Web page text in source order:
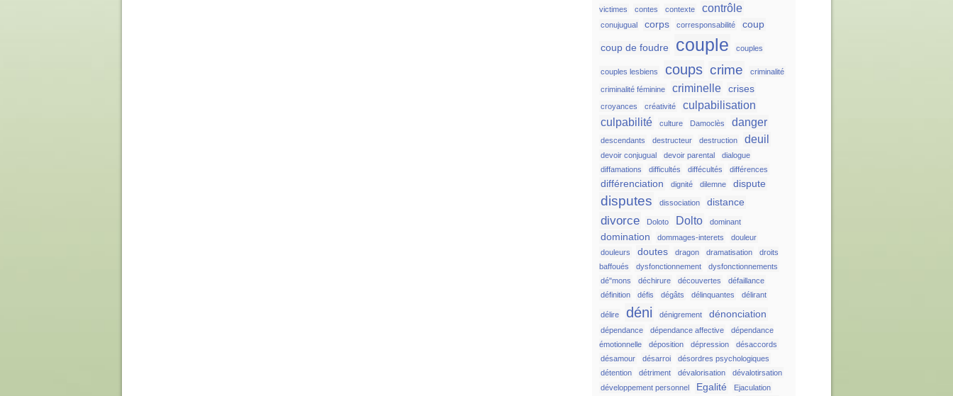
victimes
contes contexte contrôle
conujugual corps corresponsabilité coup
coup de foudre couple couples
couples lesbiens coups crime criminalité
criminalité féminine criminelle crises
croyances créativité
culpabilisation
culpabilité
culture Damoclès danger
descendants destructeur destruction deuil
devoir conjugual devoir parental
dialogue
diffamations
difficultés diffécultés différences
différenciation dignité dilemne dispute
disputes dissociation distance
divorce Doloto Dolto dominant
domination dommages-interets
douleur
douleurs
doutes dragon dramatisation
droits
baffoués
dysfonctionnement
dysfonctionnements
dé"mons
déchirure découvertes
défaillance
définition
défis dégâts délinquantes délirant
délire déni dénigrement dénonciation
dépendance dépendance affective
dépendance
émotionnelle
déposition dépression
désaccords
désamour
désarroi
désordres psychologiques
détention
détriment dévalorisation
dévalotirsation
développement personnel
Egalité
Ejaculation